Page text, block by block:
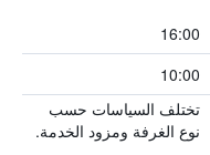
16:00
10:00
تختلف السياسات حسب
نوع الغرفة ومزود الخدمة.